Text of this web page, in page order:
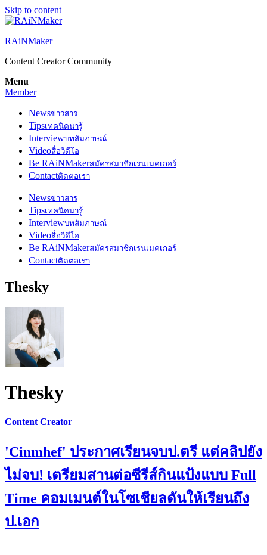
Skip to content
RAiNMaker
Content Creator Community
Menu
Member
Newsข่าวสาร
Tipsเทคนิคน่ารู้
Interviewบทสัมภาษณ์
Videoสื่อวีดีโอ
Be RAiNMakerสมัครสมาชิกเรนเมคเกอร์
Contactติดต่อเรา
Newsข่าวสาร
Tipsเทคนิคน่ารู้
Interviewบทสัมภาษณ์
Videoสื่อวีดีโอ
Be RAiNMakerสมัครสมาชิกเรนเมคเกอร์
Contactติดต่อเรา
Thesky
Thesky
Content Creator
'Cinmhef' ประกาศเรียนจบป.ตรี แต่คลิปยัง
ไม่จบ! เตรียมสานต่อซีรีส์กินแป้งแบบ Full
Time คอมเมนต์ในโซเชียลดันให้เรียนถึง
ป.เอก